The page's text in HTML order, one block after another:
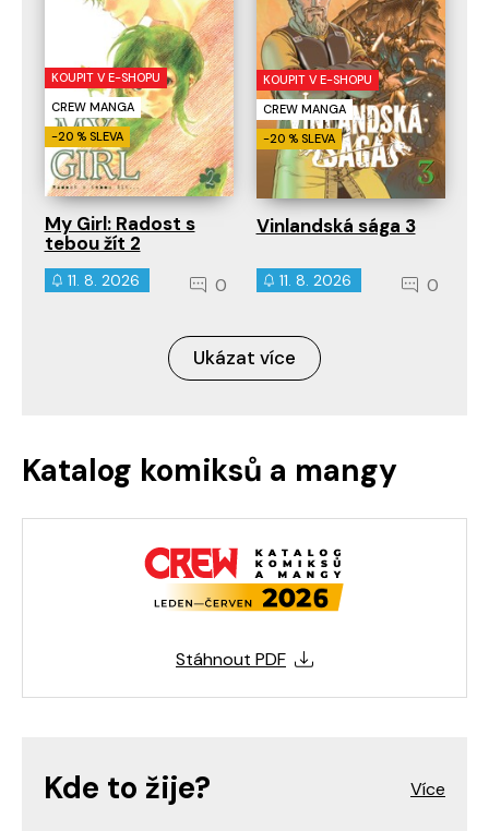
KOUPIT V E-SHOPU
CREW MANGA
-20 % SLEVA
My Girl: Radost s
tebou žít 2
11. 8. 2026 0
KOUPIT V E-SHOPU
CREW MANGA
-20 % SLEVA
Vinlandská sága 3
11. 8. 2026 0
Ukázat více
Katalog komiksů a mangy
Stáhnout PDF
Kde to žije?